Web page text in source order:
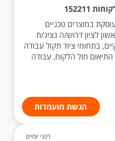
152211
במוצרים טכניים
לציון דרוש/ה נציג/ת
בתחומי ציוד תקול עבודה
מול הלקוח, עבודה
הגשת מועמדות
לפני יומיים